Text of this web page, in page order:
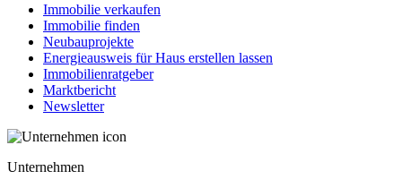
Immobilie verkaufen
Immobilie finden
Neubauprojekte
Energieausweis für Haus erstellen lassen
Immobilienratgeber
Marktbericht
Newsletter
Unternehmen